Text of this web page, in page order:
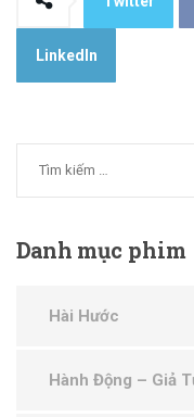
LinkedIn
Danhmục phim
Hài Hước
Hành Động – Giả